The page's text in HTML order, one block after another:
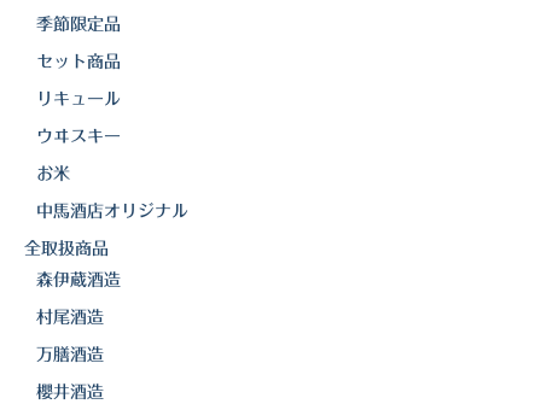
季節限定品
セット商品
リキュール
ウヰスキー
お米
中馬酒店オリジナル
全取扱商品
森伊蔵酒造
村尾酒造
万膳酒造
櫻井酒造